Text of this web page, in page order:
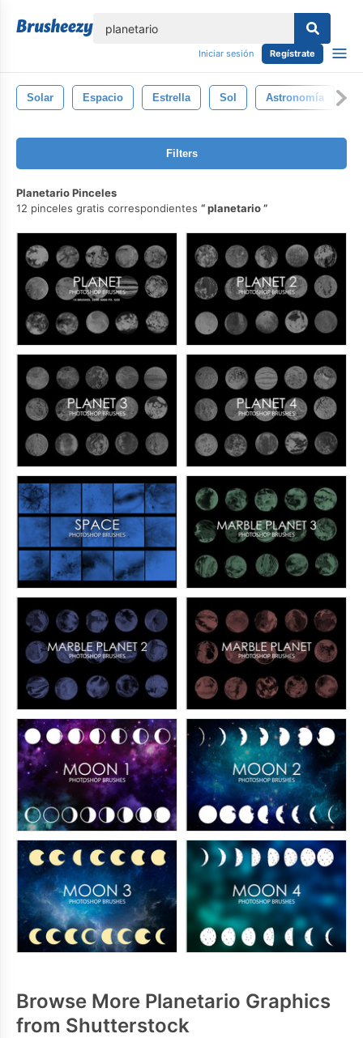
Iniciar sesión Regístrate
Solar Espacio Estrella Sol Astronomía
Filters
Planetario Pinceles
12 pinceles gratis correspondientes
planetario
Browse More Planetario Graphics
from Shutterstock